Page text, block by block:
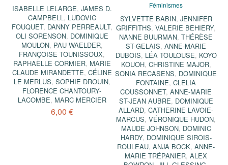
ISABELLE LELARGE, JAMES D.
CAMPBELL, LUDOVIC
FOUQUET, DANNY PERREAULT,
OLI SORENSON, DOMINIQUE
MOULON, PAU WAELDER,
FRANÇOISE TOUNISSOUX,
RAPHAËLLE CORMIER, MARIE
CLAUDE MIRANDETTE, CÉLINE
LE MERLUS, SOPHIE DROUIN,
FLORENCE CHANTOURY-
LACOMBE, MARC MERCIER
6,00 €
Féminismes
SYLVETTE BABIN, JENNIFER
GRIFFITHS,VALERIE BEHIERY,
NANNE BUURMAN,THÉRÈSE
ST-GELAIS,ANNE-MARIE
DUBOIS, LÉA TOULOUSE, KOYO
KOUOH, CHRISTINE MAJOR,
SONIA RECASENS, DOMINIQUE
FONTAINE,CLELIA
COUSSONNET,ANNE-MARIE
ST-JEAN AUBRE, DOMINIQUE
ALLARD,CATHERINE LAVOIE-
MARCUS,VÉRONIQUE HUDON,
MAUDE JOHNSON, DOMINIC
HARDY, DOMINIQUE SIROIS-
ROULEAU,ANJA BOCK,ANNE-
MARIE TRÉPANIER,ALEX